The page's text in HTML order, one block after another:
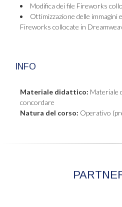
Modifica dei file Fireworks
Ottimizzazione delle immagini
Fireworks collocate in
INFO
Materiale didattico: Materiale
concordare
Natura del corso: Operativo